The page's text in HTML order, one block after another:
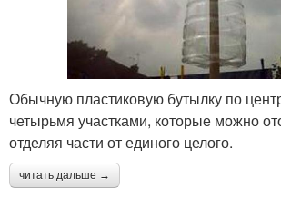
Обычную пластиковую бутылку по
четырьмя участками, которые можно
отделяя части от единого целого.
читать дальше →